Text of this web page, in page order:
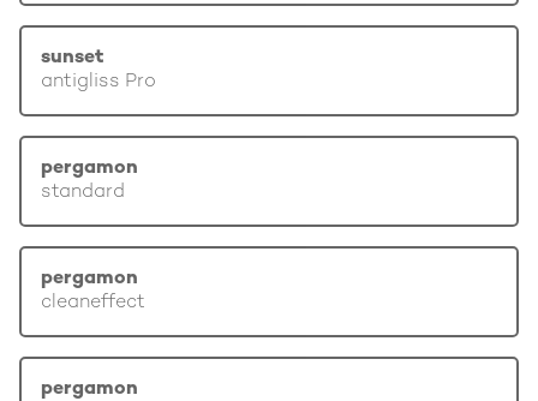
sunset
antigliss Pro
pergamon
standard
pergamon
cleaneffect
pergamon